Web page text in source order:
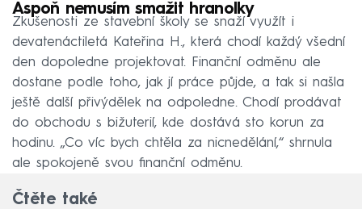
Aspoň nemusím smažit hranolky
Zkušenosti ze stavební školy se snaží využít i
devatenáctiletá Kateřina H., která chodí každý všední
den dopoledne projektovat. Finanční odměnu ale
dostane podle toho, jak jí práce půjde, a tak si našla
ještě další přivýdělek na odpoledne. Chodí prodávat
do obchodu s bižuterií, kde dostává sto korun za
hodinu. „Co víc bych chtěla za nicnedělání,“ shrnula
ale spokojeně svou finanční odměnu.
Čtěte také